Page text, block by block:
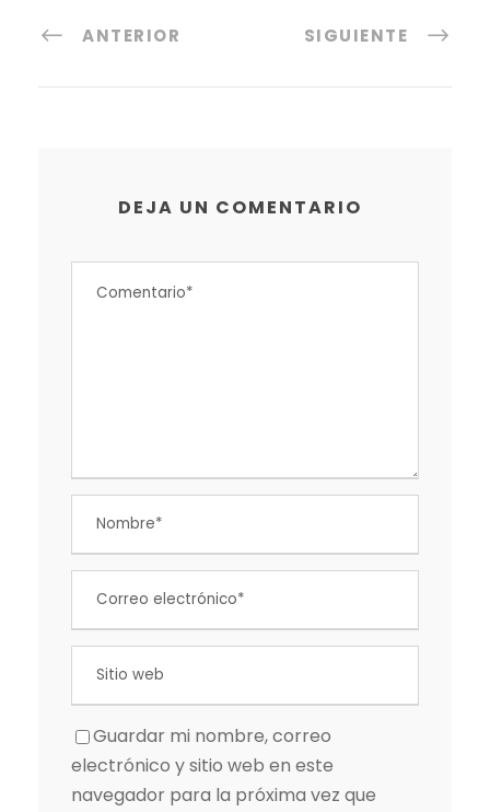
ANTERIOR SIGUIENTE
DEJA UN COMENTARIO
Guardar mi nombre, correo
electrónico y sitio web en este
navegador para la próxima vez que